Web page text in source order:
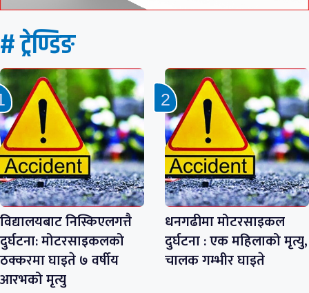
# ट्रेण्डिङ
विद्यालयबाट निस्किएलगत्तै
दुर्घटना: मोटरसाइकलको
ठक्करमा घाइते ७ वर्षीय
आरभको मृत्यु
धनगढीमा मोटरसाइकल
दुर्घटना : एक महिलाको मृत्यु,
चालक गम्भीर घाइते